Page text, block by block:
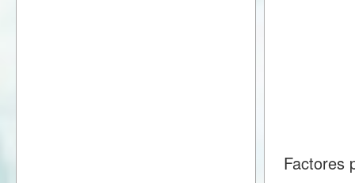
Factores